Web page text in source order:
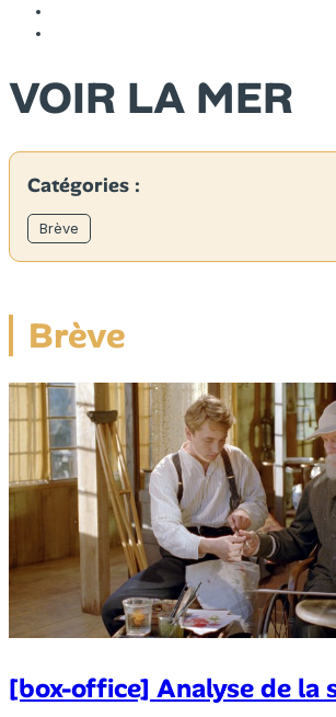
VOIR LA MER
Catégories :
Brève
Brève
[box-office] Analyse de la